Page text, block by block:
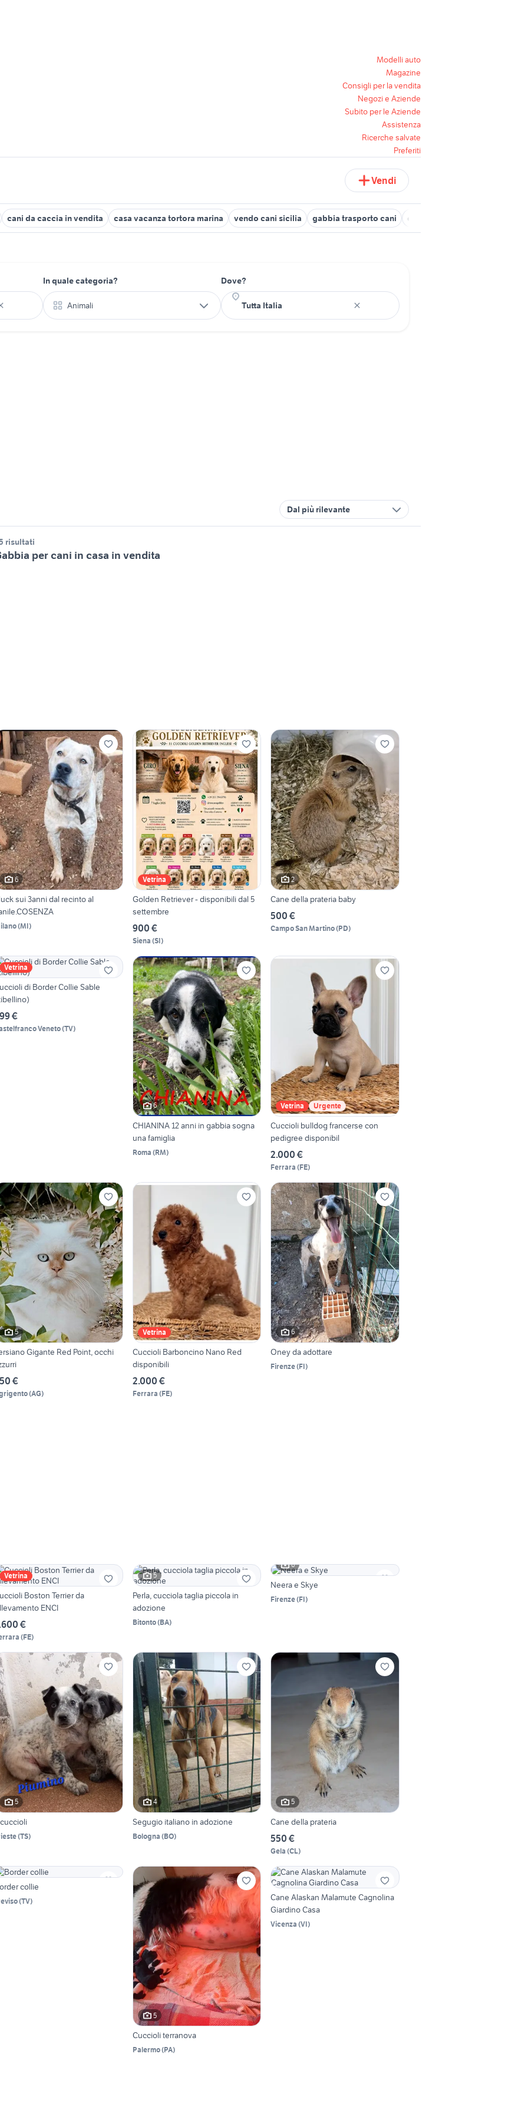
Modelli auto
Magazine
Consigli per la vendita
Negozi e Aziende
Subito per le Aziende
Assistenza
Ricerche salvate
Preferiti
Vendi
cani da caccia in vendita casa vacanza tortora marina vendo cani sicilia gabbia trasporto cani casa vacanza san benedetto
In quale categoria?
Animali
Dove?
Dal più rilevante
risultati
per cani in casa in vendita
6
sui 3anni dal recinto al
(MI)
Vetrina
Golden Retriever - disponibili dal 5
settembre
900 €
Siena (SI)
2
Cane della prateria baby
500 €
Campo San Martino(PD)
Vetrina
di Border Collie Sable
€
Veneto(TV)
6
CHIANINA 12 anni in gabbia sogna
una famiglia
Roma (RM)
Vetrina Urgente
Cuccioli bulldog francerse con
pedigree disponibil
2.000 €
Ferrara (FE)
5
Gigante Red Point, occhi
€
(AG)
Vetrina
Cuccioli Barboncino Nano Red
disponibili
2.000 €
Ferrara (FE)
6
Oney da adottare
Firenze(FI)
Vetrina
Boston Terrier da
ENCI
€
(FE)
5
Perla, cucciola taglia piccola in
adozione
Bitonto(BA)
6
Neera e Skye
Firenze(FI)
5
(TS)
4
Segugio italiano in adozione
Bologna (BO)
5
Cane della prateria
550 €
Gela (CL)
collie
(TV)
5
Cuccioli terranova
Palermo(PA)
Cane Alaskan Malamute Cagnolina
Giardino Casa
Vicenza (VI)